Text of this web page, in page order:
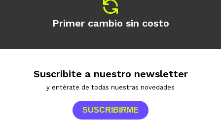
Primer cambio sin costo
Suscribite a nuestro newsletter
y entérate de todas nuestras novedades
SUSCRIBIRME